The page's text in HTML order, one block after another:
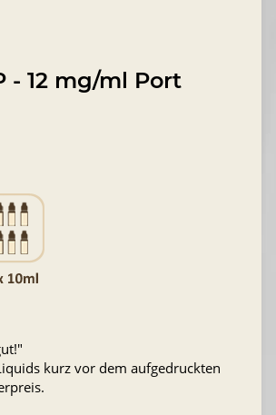
- 12 mg/ml Port
kurz vor dem aufgedruckten